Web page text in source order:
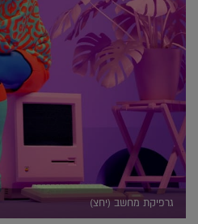
גרפיקת מחשב (יחצ)